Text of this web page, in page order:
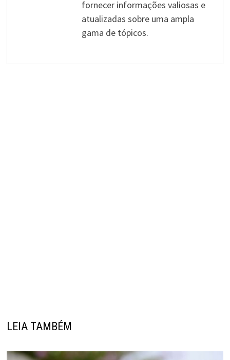
fornecer informações valiosas e
atualizadas sobre uma ampla
gama de tópicos.
LEIA TAMBÉM